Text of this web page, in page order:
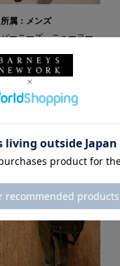
所属：メンズ
バーニーズ ニューヨー
ホッシー☆ / 174cm